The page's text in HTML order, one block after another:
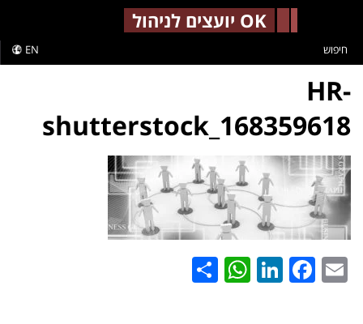
OK יועצים לניהול
EN חיפוש
HR-
shutterstock_168359618
Email
Facebook
LinkedIn
WhatsApp